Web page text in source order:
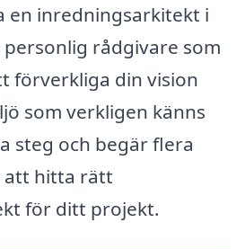
en inredningsarkitekt i
rådgivare som
förverkliga din vision
som verkligen känns
steg och begär flera
hitta rätt
för ditt projekt.